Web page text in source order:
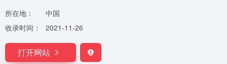
所在地：
中国
收录时间：
2021-11-26
打开网站